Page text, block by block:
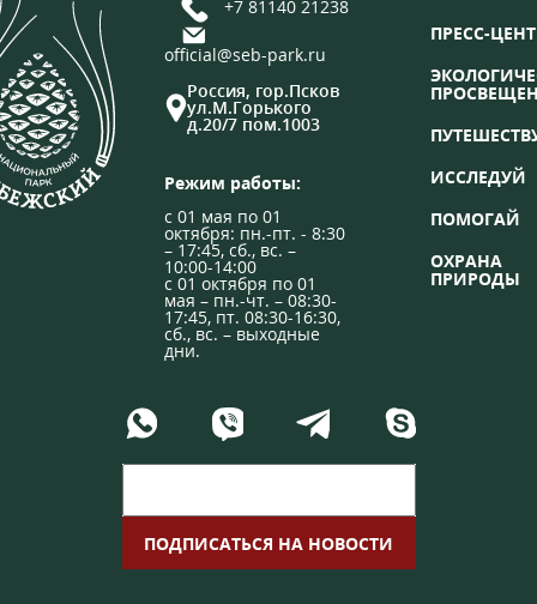
+7 81140 21238
official@seb-park.ru
Россия, гор.Псков
ул.М.Горького
д.20/7 пом.1003
Режим работы:
с 01 мая по 01
октября: пн.-пт. - 8:30
– 17:45, сб., вс. –
10:00-14:00
с 01 октября по 01
мая – пн.-чт. – 08:30-
17:45, пт. 08:30-16:30,
сб., вс. – выходные
дни.
ПРЕСС-
ИССЛЕДУЙ
ПОМОГАЙ
ОХРАНА
ПРИРОДЫ